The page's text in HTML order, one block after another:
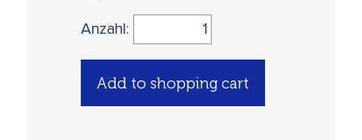
Anzahl:
Add to shopping cart